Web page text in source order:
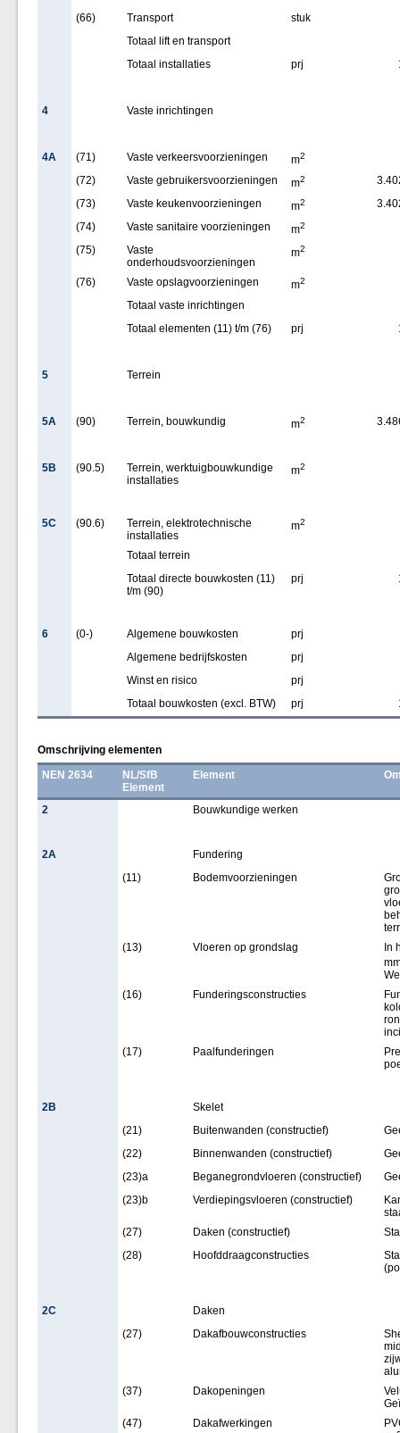
(66)
Transport
stuk
Totaal lift en transport
Totaal installaties
prj
4 Vaste inrichtingen
4A (71) Vaste verkeersvoorzieningen m2
(72) Vaste gebruikersvoorzieningen m2
(73)
Vaste keukenvoorzieningen m2
(74)
Vaste sanitaire voorzieningen m2
(75)
Vaste
onderhoudsvoorzieningen
m2
(76) Vaste opslagvoorzieningen m2
Totaal vaste inrichtingen
Totaal elementen (11) t/m (76)
prj
5 Terrein
5A (90) Terrein, bouwkundig m2
5B (90.5)
Terrein, werktuigbouwkundige
installaties
m2
5C (90.6)
Terrein, elektrotechnische
installaties
m2
Totaal terrein
Totaal directe bouwkosten (11)
t/m (90)
prj
6 (0-) Algemene bouwkosten
prj
Algemene bedrijfskosten
prj
Winst en risico
prj
Totaal bouwkosten (excl. BTW)
prj
Omschrijving elementen
NEN 2634
NL/SfB
Element
Element
2 Bouwkundige werken
2A
Fundering
(11)
Bodemvoorzieningen
(13)
Vloeren op grondslag
In
(16)
Funderingsconstructies
(17)
Paalfunderingen
2B
Skelet
(21)
Buitenwanden (constructief)
(22)
Binnenwanden (constructief)
(23)a
Beganegrondvloeren (constructief)
(23)b
Verdiepingsvloeren (constructief)
(27)
Daken (constructief)
(28)
Hoofddraagconstructies
2C
Daken
(27)
Dakafbouwconstructies
(37)
Dakopeningen
(47)
Dakafwerkingen